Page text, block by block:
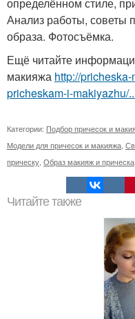
Анализ работы, советы
образа. Фотосъёмка.
Ещё читайте
макияжа http://
pricheskam-i-makiyazhu/
Категории: Подбор причесок и
Модели для причесок и макияжа
прическу Образ макияж и прическа
Читайте также